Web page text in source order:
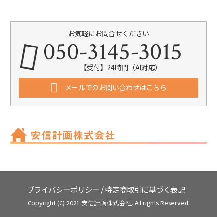
お気軽にお問合せください
050-3145-3015
【受付】24時間（AI対応）
メールでのお問い合わせはこちら
プライバシーポリシー /特定商取引に基づく表記
Copyright (C) 2021 安信計画株式会社. All rights Reserved.